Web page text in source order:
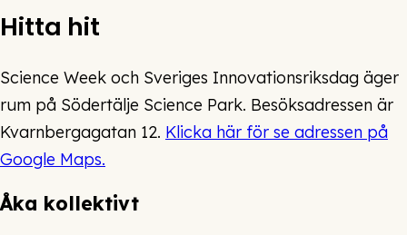
Hitta hit
Science Week och Sveriges Innovationsriksdag äger
rum på Södertälje Science Park. Besöksadressen är
Kvarnbergagatan 12. Klicka här för se adressen på
Google Maps.
Åka kollektivt